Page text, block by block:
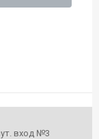
вход №3